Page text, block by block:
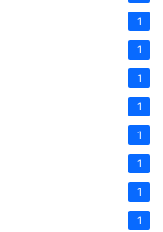
1
1
1
1
1
1
1
1